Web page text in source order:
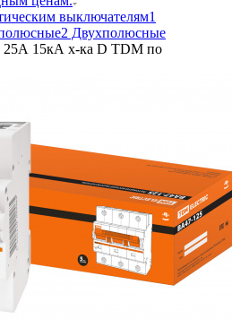
выключателям1
2 Двухполюсные
15кА х-ка D TDM по